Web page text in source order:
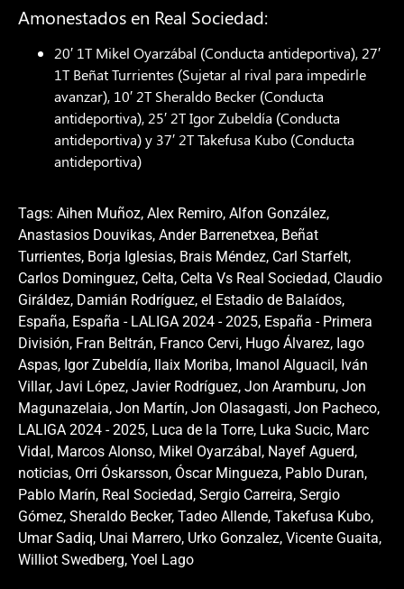
Amonestados en Real Sociedad:
20′ 1T Mikel Oyarzábal (Conducta antideportiva), 27′
1T Beñat Turrientes (Sujetar al rival para impedirle
avanzar), 10′ 2T Sheraldo Becker (Conducta
antideportiva), 25′ 2T Igor Zubeldía (Conducta
antideportiva) y 37′ 2T Takefusa Kubo (Conducta
antideportiva)
Tags: Aihen Muñoz, Alex Remiro, Alfon González,
Anastasios Douvikas, Ander Barrenetxea, Beñat
Turrientes, Borja Iglesias, Brais Méndez, Carl Starfelt,
Carlos Dominguez, Celta, Celta Vs Real Sociedad, Claudio
Giráldez, Damián Rodríguez, el Estadio de Balaídos,
España, España - LALIGA 2024 - 2025, España - Primera
División, Fran Beltrán, Franco Cervi, Hugo Álvarez, Iago
Aspas, Igor Zubeldía, Ilaix Moriba, Imanol Alguacil , Iván
Villar, Javi López, Javier Rodríguez, Jon Aramburu, Jon
Magunazelaia, Jon Martín, Jon Olasagasti, Jon Pacheco,
LALIGA 2024 - 2025, Luca de la Torre, Luka Sucic, Marc
Vidal , Marcos Alonso, Mikel Oyarzábal , Nayef Aguerd,
noticias, Orri Óskarsson, Óscar Mingueza, Pablo Duran,
Pablo Marín, Real Sociedad, Sergio Carreira, Sergio
Gómez, Sheraldo Becker, Tadeo Allende, Takefusa Kubo,
Umar Sadiq, Unai Marrero, Urko Gonzalez, Vicente Guaita,
Williot Swedberg, Yoel Lago